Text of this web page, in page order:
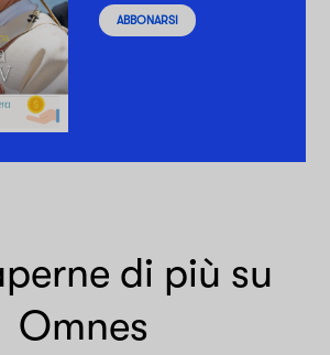
ABBONARSI
di più su
Omnes